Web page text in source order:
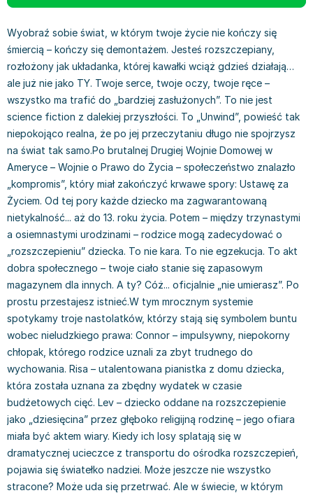
Książki: Prawo konstytucyjne
Książki: Prawo międzynarodowe
Książki: Prawo - orzecznictwo
Książki: Prawo pracy
Książki: Prawo Unii Europejskiej
Teksty aktów prawnych
Książki medyczne i naukowe
Chemia - książki
Książki o fizyce i astronomii
Geografia - książki
Inne
Książki do matematyki
Książki medyczne
Książki do nauk przyrodniczych
Technika, inżynieria, technologia - książki, podręczniki -
nauki ścisłe
Książki do nauk społecznych i humanistycznych
Filologia - książki
Książki filozoficzne
Inne
Kulturoznawstwo, antropologia - książki
Książki o naukach politycznych
Książki pedagogiczne
Psychologia - książki
Socjologia - książki
Książki: Religie i wyznania
Inne
Książki: Film, muzyka, teatr
Książki: Historia sztuki
Książki o architekturze
Książki: Sztuka użytkowa
Książki: Sztuki wizualne
Inne
Książki dla dzieci 3-5 lat
Książki: bajki dla dzieci 3-5 lat
Kolorowanki i książki do naklejania 3-5 lat
Książki do nauki języków obcych 3-5 lat
Książki do nauki pisania i liczenia 3-5 lat
Książki grające, z puzzlami i magnesami 3-5 lat
Kreatywne i aktywizujące książki dla dzieci 3-5 lat
Poznawanie świata dla dzieci 3-5 lat - książki
Książki o zainteresowaniach dla dzieci 3-5 lat
Książki dla dzieci 6-8 lat
Książki do nauki czytania 6-8 lat
Książki do nauki języków obcych 6-8 lat
Książki do nauki pisania i liczenia 6-8 lat
Kreatywne i aktywizujące książki dla dzieci 6-8 lat
Literatura dla dzieci 6-8 lat
Poznawanie świata dla dzieci 6-8 lat - książki
Książki o zainteresowaniach dla dzieci 6-8 lat
Książki dla dzieci 9-12 lat
Książki edukacyjne dla dzieci 9-12 lat
Literatura dla dzieci 9-12 lat
Poznawanie świata dla dzieci 9-12 lat - książki
Książki o zainteresowaniach dla dzieci 9-12 lat
Książki dla młodzieży
Literatura dla młodzieży
Literatura popularno-naukowa
Społeczeństwo i rozwój osobisty - książki
Lektury i pomoce szkolne
Książki: Zdrowie
Kuchnia i diety - książki
Autorskie książki kucharskie
Ciasta, desery, wypieki - książki
Diety, zdrowe żywienie - książki
Książki kucharskie
Kuchnia polska - książki
Napoje - książki
Książki: Poradniki
Inne
Książki: Dom, ogród - poradniki
Książki: Hobby - poradniki
Książki: Moda, uroda, savoir vivre - poradniki
Książki pamiątkowe
Pozostałe książki
Dean Koontz
Andrzej Sapkowski
Stephenie Meyer
Robert Ludlum
Maria Czubaszek
Nora Roberts
Mario Vargas Llosa
Katarzyna Grochola
Ewa Nowak
Robin Cook
Carlos Ruiz Zafon
Konrad Gaca
Jerzy Zięba
Jodi Picoult
Dorota Terakowska
Abbi Glines
Alfred Szklarski
Stefan Żeromski
Henryk Sienkiewicz
Juliusz Słowacki
Jacek Piekara
Meg Cabot
James Rollins
Maria Konopnicka
Paulo Coelho
Rick Riordan
John Flanagan
Wyobraź sobie świat, w którym twoje życie nie kończy się
śmiercią – kończy się demontażem. Jesteś rozszczepiany,
rozłożony jak układanka, której kawałki wciąż gdzieś działają…
ale już nie jako TY. Twoje serce, twoje oczy, twoje ręce –
wszystko ma trafić do „bardziej zasłużonych”. To nie jest
science fiction z dalekiej przyszłości. To „Unwind”, powieść tak
niepokojąco realna, że po jej przeczytaniu długo nie spojrzysz
na świat tak samo.Po brutalnej Drugiej Wojnie Domowej w
Ameryce – Wojnie o Prawo do Życia – społeczeństwo znalazło
„kompromis”, który miał zakończyć krwawe spory: Ustawę za
Życiem. Od tej pory każde dziecko ma zagwarantowaną
nietykalność... aż do 13. roku życia. Potem – między trzynastymi
a osiemnastymi urodzinami – rodzice mogą zadecydować o
„rozszczepieniu” dziecka. To nie kara. To nie egzekucja. To akt
dobra społecznego – twoje ciało stanie się zapasowym
magazynem dla innych. A ty? Cóż... oficjalnie „nie umierasz”. Po
prostu przestajesz istnieć.W tym mrocznym systemie
spotykamy troje nastolatków, którzy stają się symbolem buntu
wobec nieludzkiego prawa: Connor – impulsywny, niepokorny
chłopak, którego rodzice uznali za zbyt trudnego do
wychowania. Risa – utalentowana pianistka z domu dziecka,
która została uznana za zbędny wydatek w czasie
budżetowych cięć. Lev – dziecko oddane na rozszczepienie
jako „dziesięcina” przez głęboko religijną rodzinę – jego ofiara
miała być aktem wiary. Kiedy ich losy splatają się w
dramatycznej ucieczce z transportu do ośrodka rozszczepień,
pojawia się światełko nadziei. Może jeszcze nie wszystko
stracone? Może uda się przetrwać. Ale w świecie, w którym